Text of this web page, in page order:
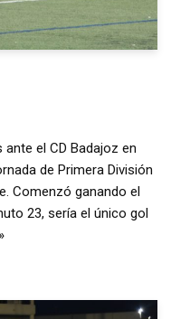
el CD Badajoz en
de Primera División
Comenzó ganando el
23, sería el único gol